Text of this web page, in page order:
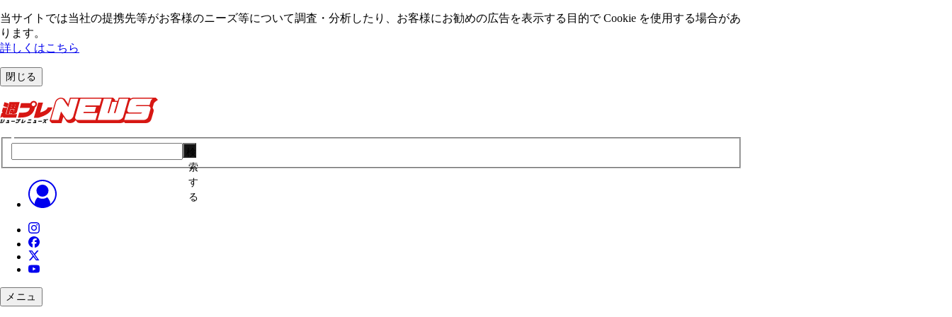
当サイトでは当社の提携先等がお客様のニーズ等について調査・分析したり、お客様にお勧めの広告を表⽰する⽬的で Cookie を使⽤する場合があ
ります。
詳しくはこちら
閉じる
索
す
る
メニュ